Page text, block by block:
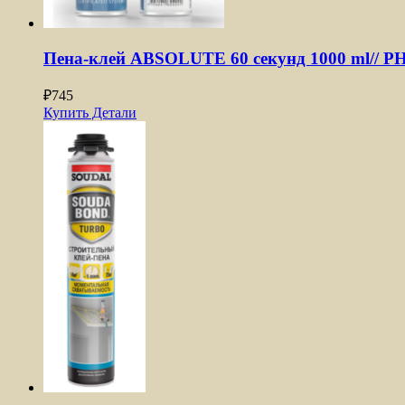
Пена-клей ABSOLUTE 60 секунд 1000 ml//
₽745
Купить Детали